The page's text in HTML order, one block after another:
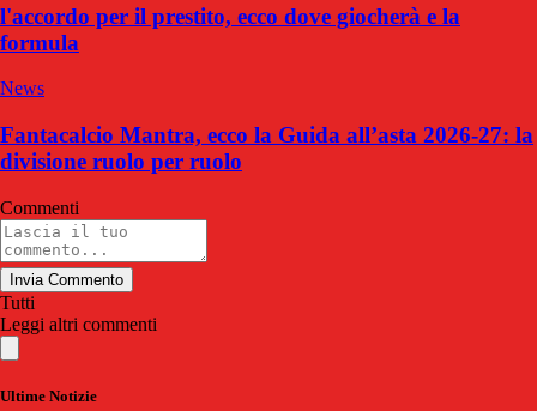
l'accordo per il prestito, ecco dove giocherà e la
formula
News
Fantacalcio Mantra, ecco la Guida all’asta 2026-27: la
divisione ruolo per ruolo
Commenti
Invia Commento
Tutti
Leggi altri commenti
Ultime Notizie